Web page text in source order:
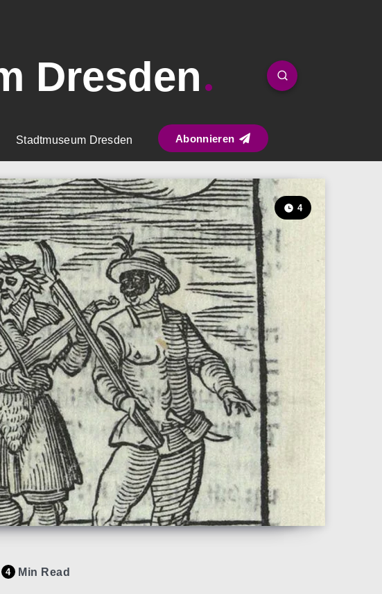
Dresden
Stadtmuseum Dresden Abonnieren
4
4 Min Read